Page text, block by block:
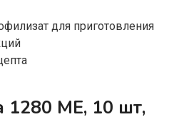
для приготовления
1280 МЕ, 10 шт,